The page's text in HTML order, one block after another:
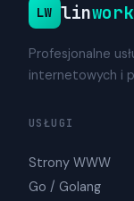
LW linwork
Profesjonalne
internetowych i
USŁUGI
Strony WWW
Go / Golang